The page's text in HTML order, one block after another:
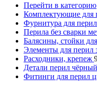
Перейти в категорию
Комплектующие для
Фурнитура для
Перила без сварки
Балясины, стойки
Элементы для перил
Расходники, крепеж
Детали перил
Фитинги для перил